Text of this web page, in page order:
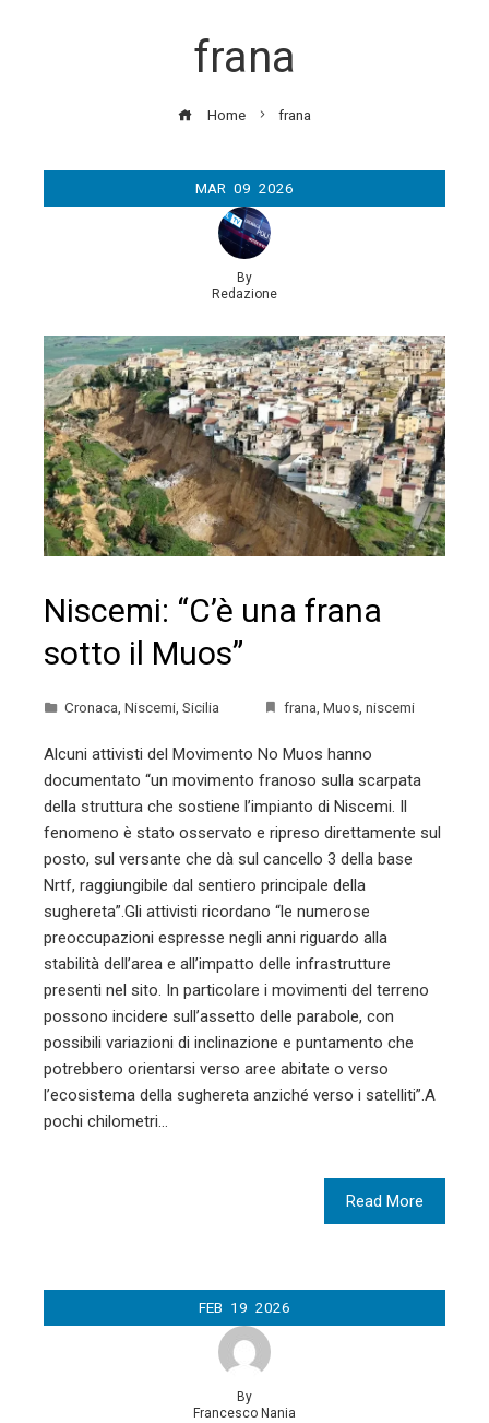
frana
Home frana
MAR 09 2026
By
Redazione
Niscemi: “C’è una frana
sotto il Muos”
Cronaca, Niscemi, Sicilia frana, Muos, niscemi
Alcuni attivisti del Movimento No Muos hanno
documentato “un movimento franoso sulla scarpata
della struttura che sostiene l’impianto di Niscemi. Il
fenomeno è stato osservato e ripreso direttamente sul
posto, sul versante che dà sul cancello 3 della base
Nrtf, raggiungibile dal sentiero principale della
sughereta”.Gli attivisti ricordano “le numerose
preoccupazioni espresse negli anni riguardo alla
stabilità dell’area e all’impatto delle infrastrutture
presenti nel sito. In particolare i movimenti del terreno
possono incidere sull’assetto delle parabole, con
possibili variazioni di inclinazione e puntamento che
potrebbero orientarsi verso aree abitate o verso
l’ecosistema della sughereta anziché verso i satelliti”.A
pochi chilometri…
Read More
FEB 19 2026
By
Francesco Nania